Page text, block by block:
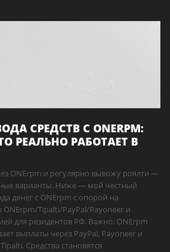
СРЕДСТВ С ONERPM:
РЕАЛЬНО РАБОТАЕТ В
ONErpm и регулярно вывожу роялти —
варианты. Ниже — мой честный
денег с ONErpm с опорой на
Tipalti/PayPal/Payoneer и
для резидентов РФ. Важно: ONErpm
выплаты через PayPal, Payoneer и
Средства становятся